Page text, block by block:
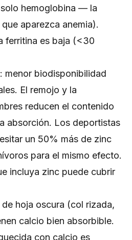
hemoglobina — la
aparezca anemia).
ferritina es baja (<30
menor biodisponibilidad
El remojo y la
reducen el contenido
absorción. Los deportistas
un 50% más de zinc
para el mismo efecto.
incluya zinc puede cubrir
de hoja oscura (col rizada,
calcio bien absorbible.
con calcio es